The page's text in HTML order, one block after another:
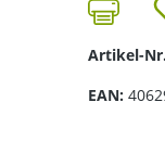
Artikel-
EAN: